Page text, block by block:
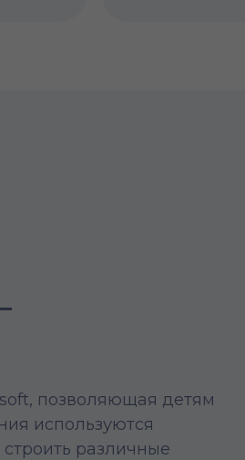
позволяющая детям
используются
различные